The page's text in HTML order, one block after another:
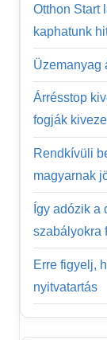
Otthon Start
kaphatunk
Üzemanyag
Árrésstop
fogják
Rendkívüli
magyarnak
Így adózik a
szabályokra
Erre figyelj,
nyitvatartás